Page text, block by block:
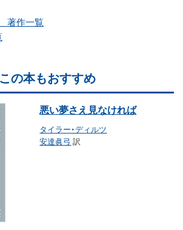
著作一覧
この本もおすすめ
悪い夢さえ見なければ
タイラー・ディルツ
安達眞弓 訳